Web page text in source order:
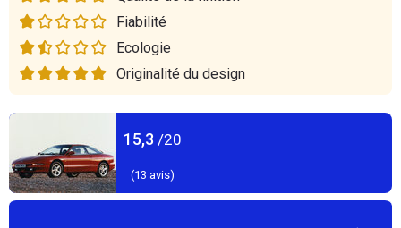
Fiabilité
Ecologie
Originalité du design
15,3 /20
(13 avis)